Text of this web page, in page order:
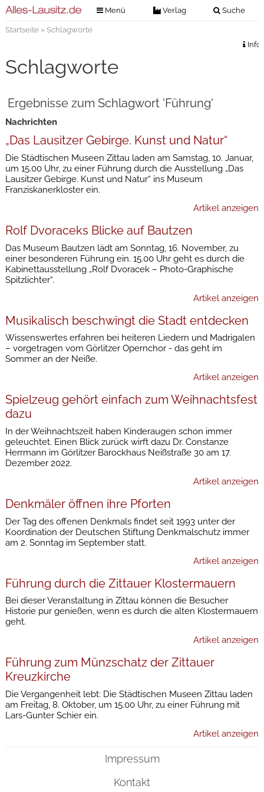
Menü Verlag Suche
Verlag
Kontakt
Anzeigenannahme
Digitale Ausgaben
Startseite» Schlagworte
Info
Schlagworte
Ergebnisse zum Schlagwort 'Führung'
Nachrichten
„Das Lausitzer Gebirge. Kunst und Natur“
Die Städtischen Museen Zittau laden am Samstag, 10. Januar,
um 15.00 Uhr, zu einer Führung durch die Ausstellung „Das
Lausitzer Gebirge. Kunst und Natur“ ins Museum
Franziskanerkloster ein.
Artikel anzeigen
Rolf Dvoraceks Blicke auf Bautzen
Das Museum Bautzen lädt am Sonntag, 16. November, zu
einer besonderen Führung ein. 15.00 Uhr geht es durch die
Kabinettausstellung „Rolf Dvoracek – Photo-Graphische
Spitzlichter“.
Artikel anzeigen
Musikalisch beschwingt die Stadt entdecken
Wissenswertes erfahren bei heiteren Liedern und Madrigalen
– vorgetragen vom Görlitzer Opernchor - das geht im
Sommer an der Neiße.
Artikel anzeigen
Spielzeug gehört einfach zum Weihnachtsfest
dazu
In der Weihnachtszeit haben Kinderaugen schon immer
geleuchtet. Einen Blick zurück wirft dazu Dr. Constanze
Herrmann im Görlitzer Barockhaus Neißstraße 30 am 17.
Dezember 2022.
Artikel anzeigen
Denkmäler öffnen ihre Pforten
Der Tag des offenen Denkmals findet seit 1993 unter der
Koordination der Deutschen Stiftung Denkmalschutz immer
am 2. Sonntag im September statt.
Artikel anzeigen
Führung durch die Zittauer Klostermauern
Bei dieser Veranstaltung in Zittau können die Besucher
Historie pur genießen, wenn es durch die alten Klostermauern
geht.
Artikel anzeigen
Führung zum Münzschatz der Zittauer
Kreuzkirche
Die Vergangenheit lebt: Die Städtischen Museen Zittau laden
am Freitag, 8. Oktober, um 15.00 Uhr, zu einer Führung mit
Lars-Gunter Schier ein.
Artikel anzeigen
Impressum
Kontakt